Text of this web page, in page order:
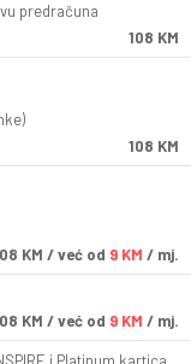
predračuna
108 KM
108 KM
KM / već od 9 KM / mj.
KM / već od 9 KM / mj.